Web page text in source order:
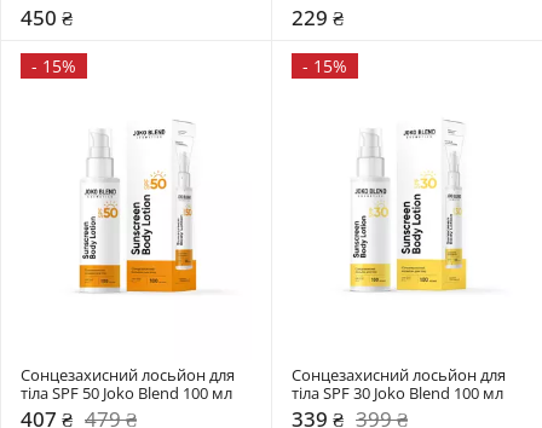
450 ₴ 229 ₴
- 15%
Сонцезахисний лосьйон для
407 ₴ 479 ₴
- 15%
Сонцезахисний лосьйон для
339 ₴ 399 ₴